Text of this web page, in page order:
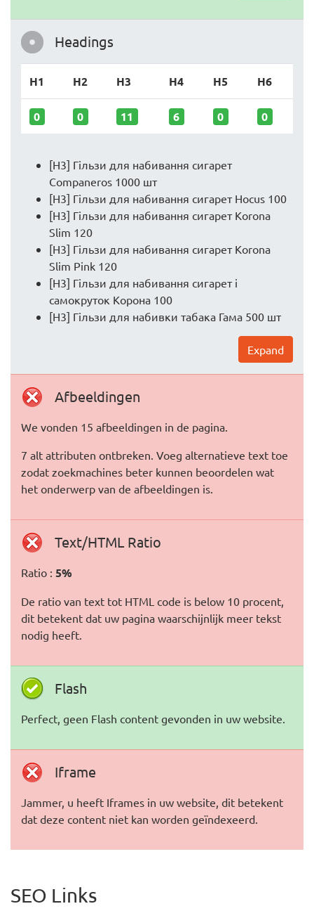
Headings
H1 H2 H3 H4 H5 H6
0 0 11 6 0 0
[H3] Гільзи для набивання сигарет
Companeros 1000 шт
[H3] Гільзи для набивання сигарет Hocus 100
[H3] Гільзи для набивання сигарет Korona
Slim 120
[H3] Гільзи для набивання сигарет Korona
Slim Pink 120
[H3] Гільзи для набивання сигарет і
самокруток Корона 100
[H3] Гільзи для набивки табака Гама 500 шт
Expand
Afbeeldingen
We vonden 15 afbeeldingen in de pagina.
7 alt attributen ontbreken. Voeg alternatieve text toe
zodat zoekmachines beter kunnen beoordelen wat
het onderwerp van de afbeeldingen is.
Text/HTML Ratio
Ratio : 5%
De ratio van text tot HTML code is below 10 procent,
dit betekent dat uw pagina waarschijnlijk meer tekst
nodig heeft.
Flash
Perfect, geen Flash content gevonden in uw website.
Iframe
Jammer, u heeft Iframes in uw website, dit betekent
dat deze content niet kan worden geïndexeerd.
SEO Links